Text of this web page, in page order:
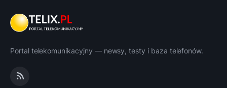
Portal telekomunikacyjny — newsy, testy i baza telefonów.